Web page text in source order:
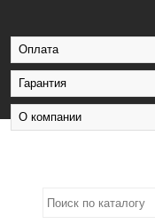
Оплата
Гарантия
О компании